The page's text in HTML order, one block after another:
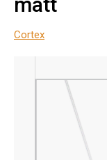
Cortex